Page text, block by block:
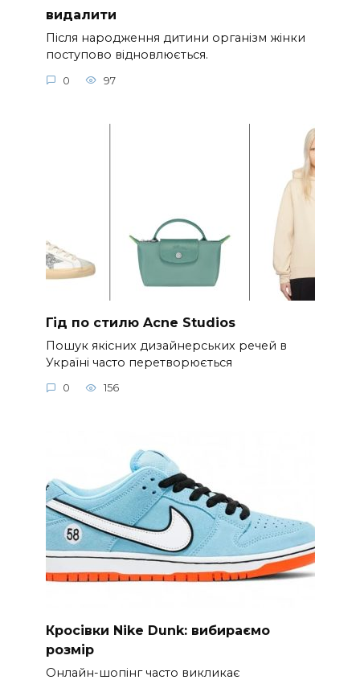
видалити
Після народження дитини організм жінки
поступово відновлюється.
0 97
Гід по стилю Acne Studios
Пошук якісних дизайнерських речей в
Україні часто перетворюється
0 156
Кросівки Nike Dunk: вибираємо
розмір
Онлайн-шопінг часто викликає